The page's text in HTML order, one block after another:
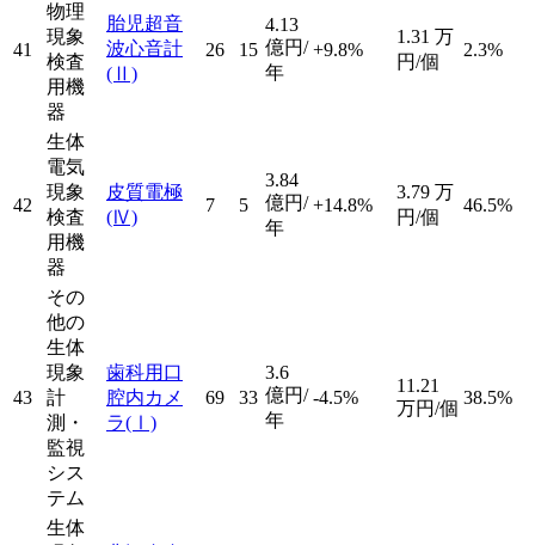
41
物理
現象
検査
用機
器
胎児超音
波心音計
(Ⅱ)
26 15
4.13
億円/
年
+9.8%
1.31 万
円/個
2.3%
42
生体
電気
現象
検査
用機
器
皮質電極
(Ⅳ)
7 5
3.84
億円/
年
+14.8%
3.79 万
円/個
46.5%
43
その
他の
生体
現象
計
測・
監視
シス
テム
歯科用口
腔内カメ
ラ(Ⅰ)
69 33
3.6
億円/
年
-4.5%
11.21
万円/個
38.5%
生体